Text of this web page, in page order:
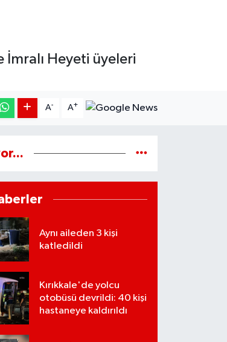
İmralı Heyeti üyeleri
A- A+
Aynı aileden 3 kişi
katledildi
Kırıkkale'de yolcu
otobüsü devrildi: 40 kişi
hastaneye kaldırıldı